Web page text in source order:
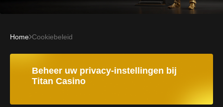
Home Cookiebeleid
Beheer uw privacy-instellingen bij
Titan Casino